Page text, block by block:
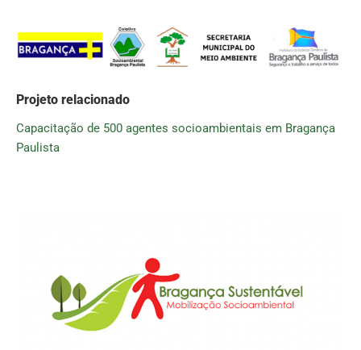
Projeto relacionado
Capacitação de 500 agentes socioambientais em Bragança
Paulista